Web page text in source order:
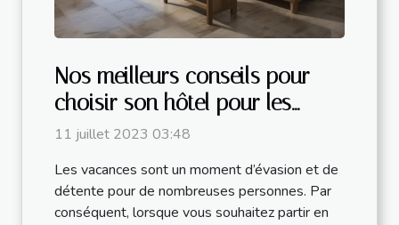
Nos meilleurs conseils pour
choisir son hôtel pour les
vacances
11 juillet 2023 03:48
Les vacances sont un moment d’évasion et de
détente pour de nombreuses personnes. Par
conséquent, lorsque vous souhaitez partir en